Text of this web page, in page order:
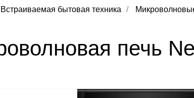
Встраиваемая бытовая техника /
печь